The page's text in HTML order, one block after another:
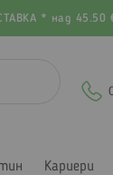
* над 45.50
Кариери